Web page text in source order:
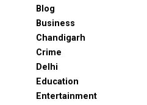
Blog
Business
Chandigarh
Crime
Delhi
Education
Entertainment